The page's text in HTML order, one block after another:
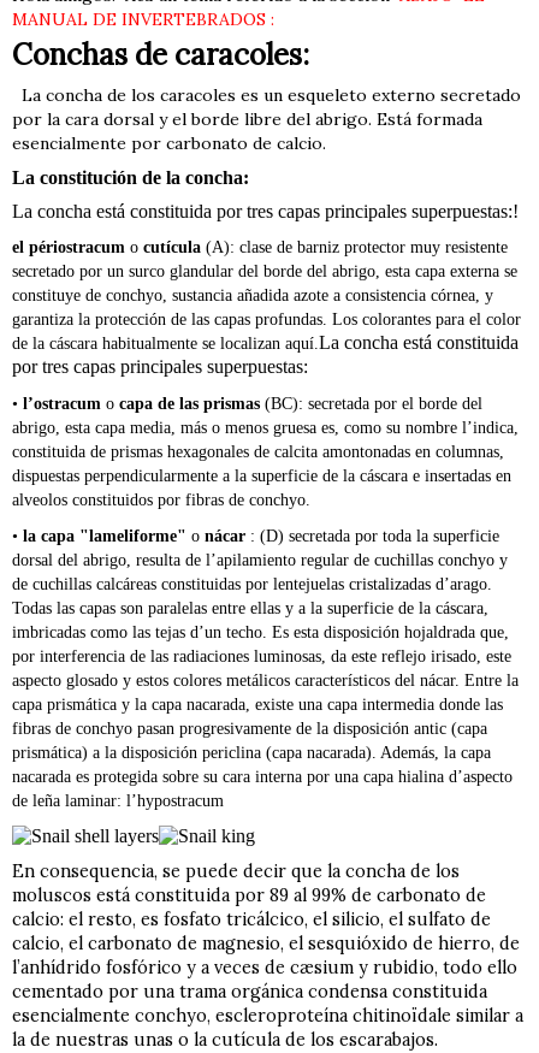
MANUAL DE INVERTEBRADOS :
Conchas de caracoles:
La concha de los caracoles es un esqueleto externo secretado
por la cara dorsal y el borde libre del abrigo. Está formada
esencialmente por carbonato de calcio.
La constitución de la concha:
La concha está constituida por tres capas principales superpuestas:!
el périostracum o cutícula (A): clase de barniz protector muy resistente
secretado por un surco glandular del borde del abrigo, esta capa externa se
constituye de conchyo, sustancia añadida azote a consistencia córnea, y
garantiza la protección de las capas profundas. Los colorantes para el color
de la cáscara habitualmente se localizan aquí. La concha está constituida
por tres capas principales superpuestas:
• l’ostracum o capa de las prismas (BC): secretada por el borde del
abrigo, esta capa media, más o menos gruesa es, como su nombre l’indica,
constituida de prismas hexagonales de calcita amontonadas en columnas,
dispuestas perpendicularmente a la superficie de la cáscara e insertadas en
alveolos constituidos por fibras de conchyo.
• la capa "lameliforme" o nácar : (D) secretada por toda la superficie
dorsal del abrigo, resulta de l’apilamiento regular de cuchillas conchyo y
de cuchillas calcáreas constituidas por lentejuelas cristalizadas d’arago.
Todas las capas son paralelas entre ellas y a la superficie de la cáscara,
imbricadas como las tejas d’un techo. Es esta disposición hojaldrada que,
por interferencia de las radiaciones luminosas, da este reflejo irisado, este
aspecto glosado y estos colores metálicos característicos del nácar. Entre la
capa prismática y la capa nacarada, existe una capa intermedia donde las
fibras de conchyo pasan progresivamente de la disposición antic (capa
prismática) a la disposición periclina (capa nacarada). Además, la capa
nacarada es protegida sobre su cara interna por una capa hialina d’aspecto
de leña laminar: l’hypostracum
En consequencia, se puede decir que la concha de los
moluscos está constituida por 89 al 99% de carbonato de
calcio: el resto, es fosfato tricálcico, el silicio, el sulfato de
calcio, el carbonato de magnesio, el sesquióxido de hierro, de
l’anhídrido fosfórico y a veces de cæsium y rubidio, todo ello
cementado por una trama orgánica condensa constituida
esencialmente conchyo, escleroproteína chitinoïdale similar a
la de nuestras unas o la cutícula de los escarabajos.